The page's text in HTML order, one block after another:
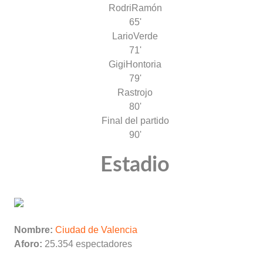
Rodri Ramón
65'
LarioVerde
71'
Gigi Hontoria
79'
Rastrojo
80'
Final del partido
90'
Estadio
Nombre: Ciudad de Valencia
Aforo: 25.354 espectadores